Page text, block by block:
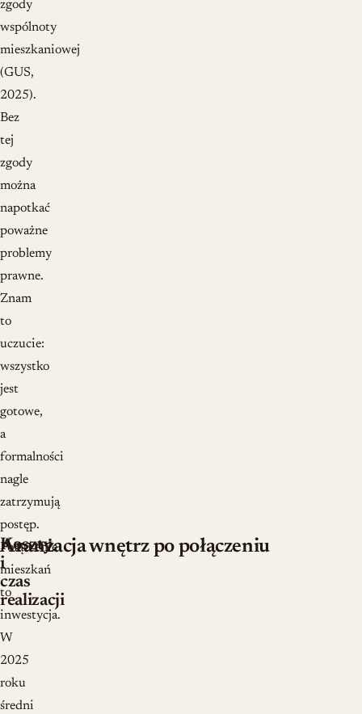
zgody
wspólnoty
mieszkaniowej
(GUS,
2025).
Bez
tej
zgody
można
napotkać
poważne
problemy
prawne.
Znam
to
uczucie:
wszystko
jest
gotowe,
a
formalności
nagle
zatrzymują
postęp.
Koszty
i
czas
realizacji
Połączenie
mieszkań
to
inwestycja.
W
2025
roku
średni
Aranżacja wnętrz po połączeniu